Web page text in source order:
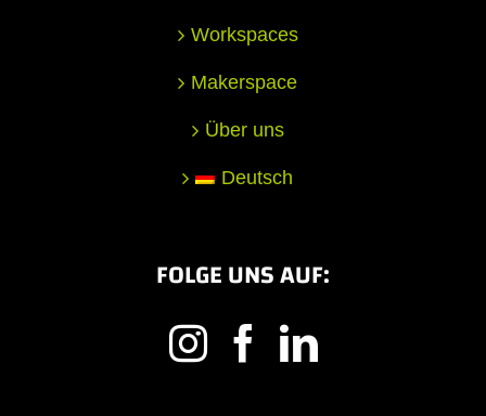
Workspaces
Makerspace
Über uns
Deutsch
FOLGE UNS AUF: